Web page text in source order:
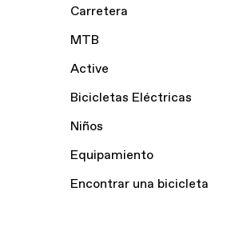
Carretera
MTB
Active
Bicicletas Eléctricas
Niños
Equipamiento
Encontrar una bicicleta